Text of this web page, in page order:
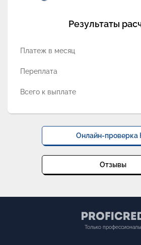
Результаты
Платеж в месяц
Переплата
Всего к выплате
Онлайн-проверка
Отзывы
Только профессионалы